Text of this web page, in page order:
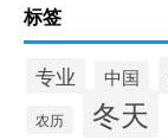
标签
专业 中国
农历 冬天